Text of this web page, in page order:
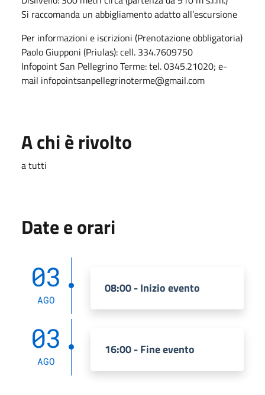
Si raccomanda un abbigliamento adatto all’escursione
Per informazioni e iscrizioni (Prenotazione obbligatoria)
Paolo Giupponi (Priulas): cell. 334.7609750
Infopoint San Pellegrino Terme: tel. 0345.21020; e-
mail infopointsanpellegrinoterme@gmail.com
A chi è rivolto
a tutti
Date e orari
03
AGO
08:00 - Inizio evento
03
AGO
16:00 - Fine evento